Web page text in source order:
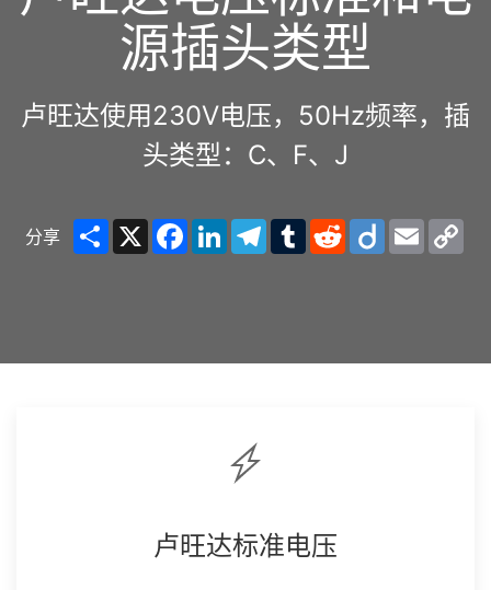
源插头类型
卢旺达使用230V电压，50Hz频率，插
头类型：C、F、J
分享 ShareX Facebook
LinkedInTelegram
TumblrRedditDiigo Email
卢旺达标准电压